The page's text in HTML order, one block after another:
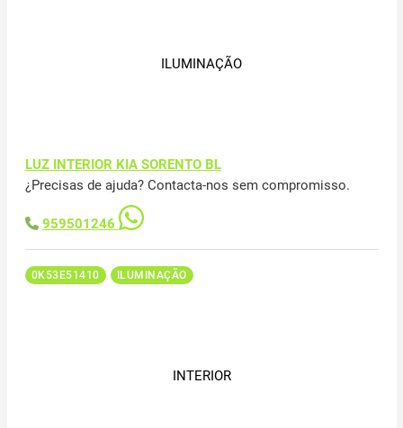
ILUMINAÇÃO
LUZ INTERIOR KIA SORENTO BL
¿Precisas de ajuda? Contacta-nos sem compromisso.
959501246
0K53E51410 ILUMINAÇÃO
INTERIOR